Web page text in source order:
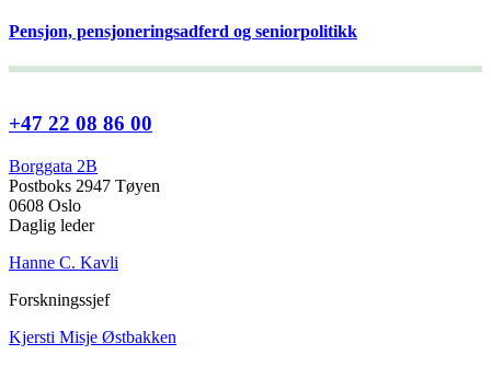
Pensjon, pensjoneringsadferd og seniorpolitikk
+47 22 08 86 00
Borggata 2B
Postboks 2947 Tøyen
0608 Oslo
Daglig leder
Hanne C. Kavli
Forskningssjef
Kjersti Misje Østbakken